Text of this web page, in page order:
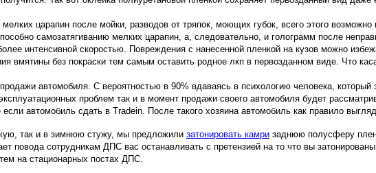
царапин после мойки, разводов от тряпок, моющих губок, всего этого
самозатягиванию мелких царапин, а, следовательно, и голограмм после
интенсивной скоростью. Повреждения с нанесенной пленкой на кузов можно
вмятины без покраски тем самым оставить родное лкп в первозданном виде. Что
автомобиля. С вероятностью в 90% вдаваясь в психологию человека,
проблем так и в момент продажи своего автомобиля будет
автомобиль сдать в Tradein. После такого хозяина автомобиль как правило
так и в зимнюю стужу, мы предложили затонировать камри заднюю полусферу
повода сотрудникам ДПС вас останавливать с претензией на то что вы
на стационарных постах ДПС.